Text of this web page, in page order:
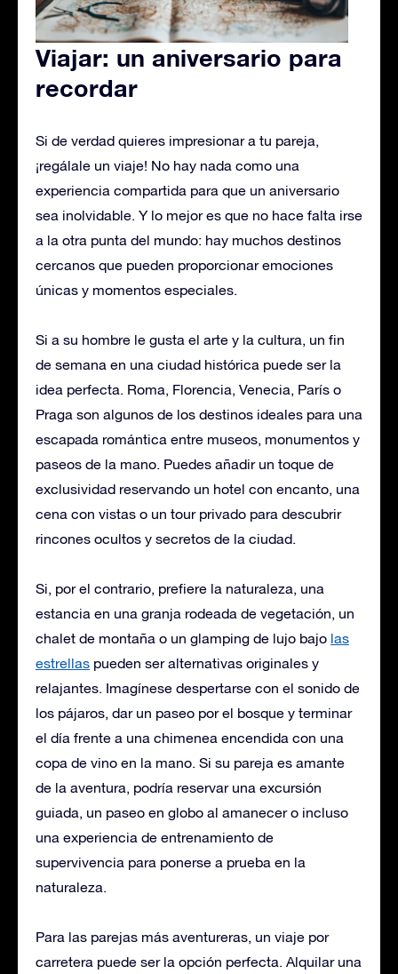
Viajar: un aniversario para
recordar
Si de verdad quieres impresionar a tu pareja,
¡regálale un viaje! No hay nada como una
experiencia compartida para que un aniversario
sea inolvidable. Y lo mejor es que no hace falta irse
a la otra punta del mundo: hay muchos destinos
cercanos que pueden proporcionar emociones
únicas y momentos especiales.
Si a su hombre le gusta el arte y la cultura, un fin
de semana en una ciudad histórica puede ser la
idea perfecta. Roma, Florencia, Venecia, París o
Praga son algunos de los destinos ideales para una
escapada romántica entre museos, monumentos y
paseos de la mano. Puedes añadir un toque de
exclusividad reservando un hotel con encanto, una
cena con vistas o un tour privado para descubrir
rincones ocultos y secretos de la ciudad.
Si, por el contrario, prefiere la naturaleza, una
estancia en una granja rodeada de vegetación, un
chalet de montaña o un glamping de lujo bajo las
estrellas pueden ser alternativas originales y
relajantes. Imagínese despertarse con el sonido de
los pájaros, dar un paseo por el bosque y terminar
el día frente a una chimenea encendida con una
copa de vino en la mano. Si su pareja es amante
de la aventura, podría reservar una excursión
guiada, un paseo en globo al amanecer o incluso
una experiencia de entrenamiento de
supervivencia para ponerse a prueba en la
naturaleza.
Para las parejas más aventureras, un viaje por
carretera puede ser la opción perfecta. Alquilar una